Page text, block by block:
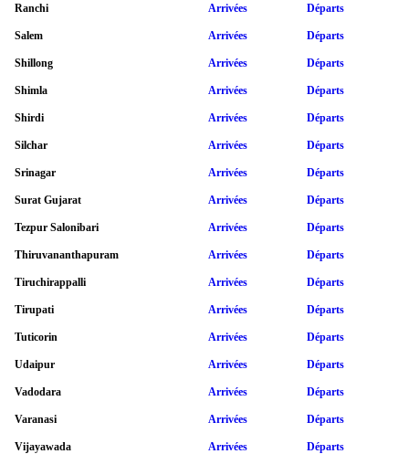
Ranchi Arrivées Départs
Salem Arrivées Départs
Shillong Arrivées Départs
Shimla Arrivées Départs
Shirdi Arrivées Départs
Silchar Arrivées Départs
Srinagar Arrivées Départs
Surat Gujarat Arrivées Départs
Tezpur Salonibari Arrivées Départs
Thiruvananthapuram Arrivées Départs
Tiruchirappalli Arrivées Départs
Tirupati Arrivées Départs
Tuticorin Arrivées Départs
Udaipur Arrivées Départs
Vadodara Arrivées Départs
Varanasi Arrivées Départs
Vijayawada Arrivées Départs